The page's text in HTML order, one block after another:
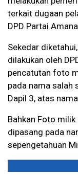
terkait dugaan
DPD Partai
Sekedar
dilakukan oleh
pencatutan foto
pada nama salah
Dapil 3, atas
Bahkan Foto
dipasang pada
sepengetahuan